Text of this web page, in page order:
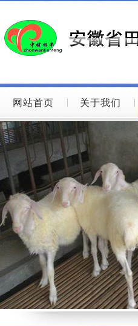
网站首页 关于我们